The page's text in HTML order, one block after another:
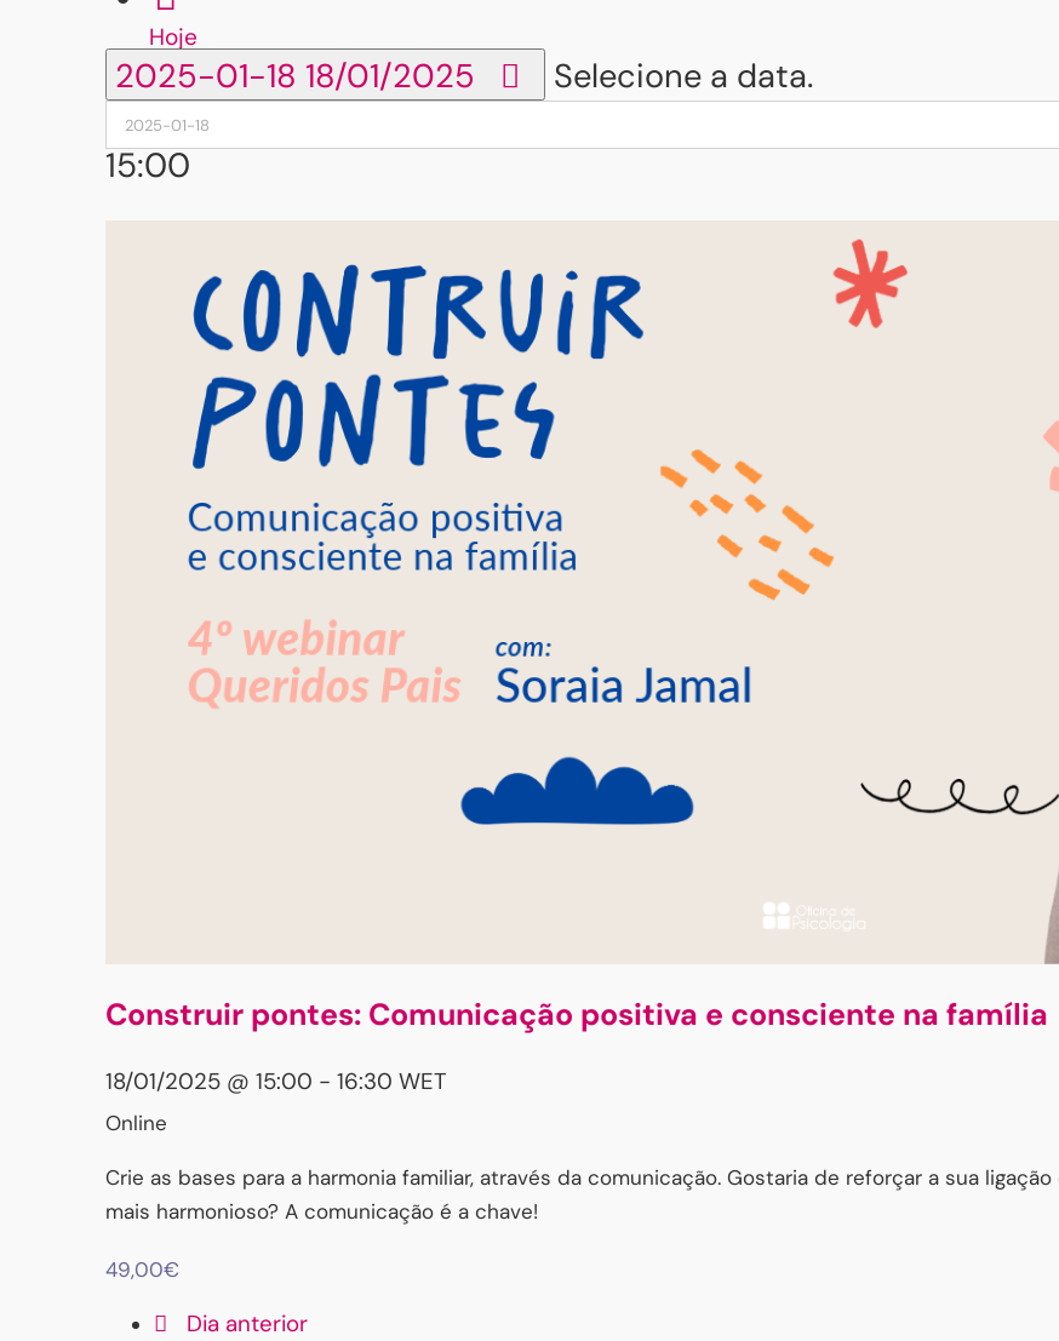
Hoje
2025-01-18 18/01/2025 Selecione a data.
15:00
Construir pontes: Comunicação positiva e consciente na família
18/01/2025 @ 15:00 - 16:30 WET
Online
Crie as bases para a harmonia familiar, através da comunicação. Gostaria de reforçar a sua
mais harmonioso? A comunicação é a chave!
49,00€
Dia anterior